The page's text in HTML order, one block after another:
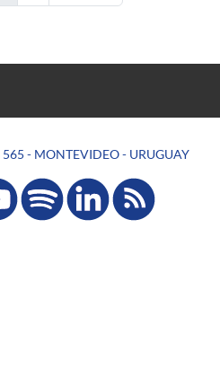
565 - MONTEVIDEO - URUGUAY